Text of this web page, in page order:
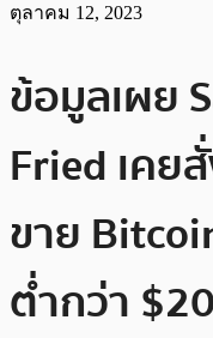
ตุลาคม 12, 2023
ข้อมูลเผย
Fried เคย
ขาย
ต่ำกว่า